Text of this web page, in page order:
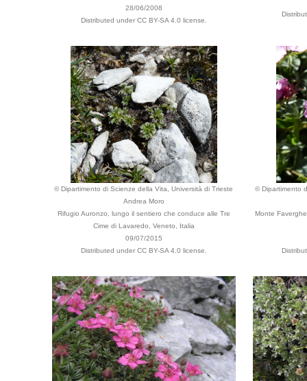
28/06/2008
Distributed under CC BY-SA 4.0 license.
© Dipartimento di Scienze della Vita, Università di Trieste
Andrea Moro
Rifugio Auronzo, lungo il sentiero che conduce alle Tre
Cime di Lavaredo, Veneto, Italia
09/07/2015
Distributed under CC BY-SA 4.0 license.
© Dipartimento
Monte